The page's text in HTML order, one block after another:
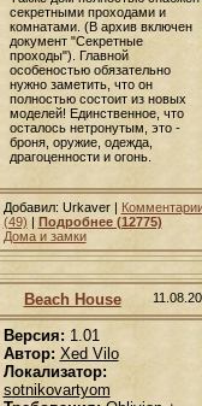
секретными проходами и
комнатами. (В архив включен
документ "Секретные
проходы"). Главной
особеностью обязательно
нужно заметить, что он
полностью состоит из новых
моделей! Единственное, что
осталось нетронутым, это -
броня, оружие, одежда,
драгоценности и огонь.
Добавил: Urkaver |
(49) | Подробнее (12775)
Дома и замки
Beach House
Версия: 1.01
Автор: Xed Vilo
Локализатор:
sotnikovartyom